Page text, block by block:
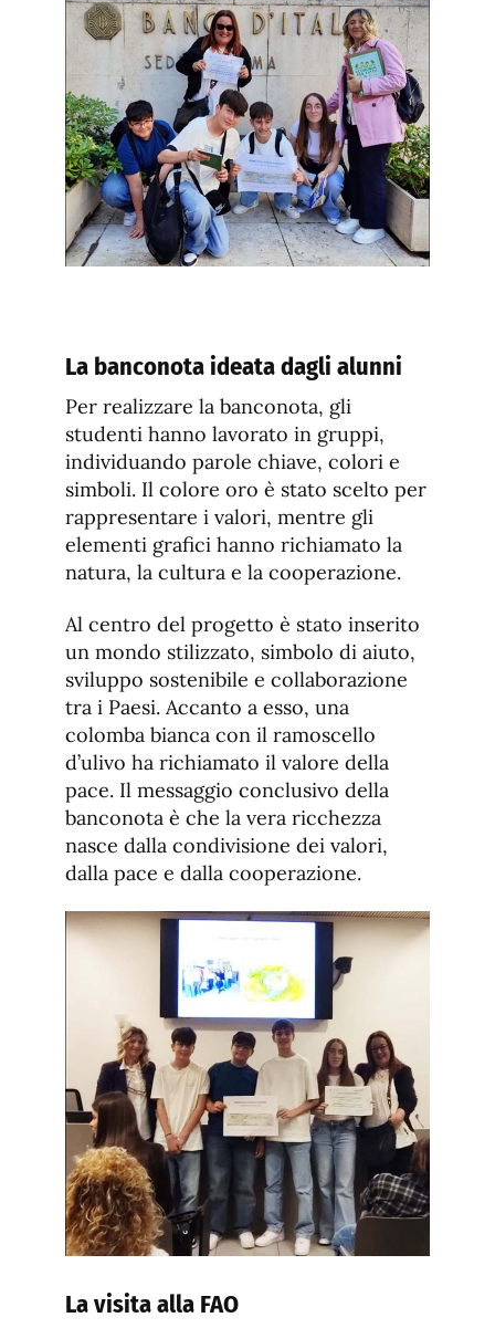
La banconota ideata dagli alunni
Per realizzare la banconota, gli
studenti hanno lavorato in gruppi,
individuando parole chiave, colori e
simboli. Il colore oro è stato scelto per
rappresentare i valori, mentre gli
elementi grafici hanno richiamato la
natura, la cultura e la cooperazione.
Al centro del progetto è stato inserito
un mondo stilizzato, simbolo di aiuto,
sviluppo sostenibile e collaborazione
tra i Paesi. Accanto a esso, una
colomba bianca con il ramoscello
d’ulivo ha richiamato il valore della
pace. Il messaggio conclusivo della
banconota è che la vera ricchezza
nasce dalla condivisione dei valori,
dalla pace e dalla cooperazione.
La visita alla FAO